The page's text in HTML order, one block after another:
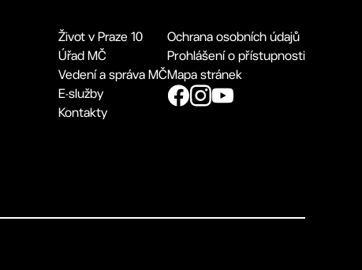
Život v Praze 10
Úřad MČ
Vedení a správa MČ
E-služby
Kontakty
Ochrana osobních údajů
Prohlášení o přístupnosti
Mapa stránek